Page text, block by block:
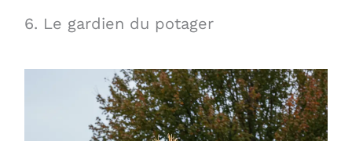
6. Le gardien du potager